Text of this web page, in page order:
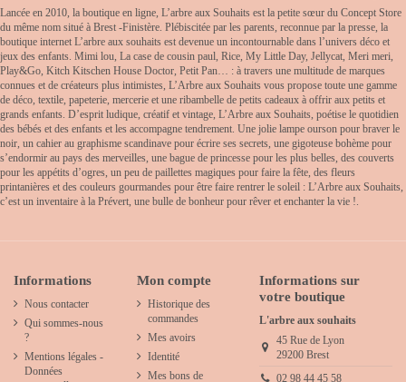
Lancée en 2010, la boutique en ligne, L’arbre aux Souhaits est la petite sœur du Concept Store
du même nom situé à Brest -Finistère. Plébiscitée par les parents, reconnue par la presse, la
boutique internet L’arbre aux souhaits est devenue un incontournable dans l’univers déco et
jeux des enfants. Mimi lou, La case de cousin paul, Rice, My Little Day, Jellycat, Meri meri,
Play&Go, Kitch Kitschen House Doctor, Petit Pan… : à travers une multitude de marques
connues et de créateurs plus intimistes, L’Arbre aux Souhaits vous propose toute une gamme
de déco, textile, papeterie, mercerie et une ribambelle de petits cadeaux à offrir aux petits et
grands enfants. D’esprit ludique, créatif et vintage, L’Arbre aux Souhaits, poétise le quotidien
des bébés et des enfants et les accompagne tendrement. Une jolie lampe ourson pour braver le
noir, un cahier au graphisme scandinave pour écrire ses secrets, une gigoteuse bohème pour
s’endormir au pays des merveilles, une bague de princesse pour les plus belles, des couverts
pour les appétits d’ogres, un peu de paillettes magiques pour faire la fête, des fleurs
printanières et des couleurs gourmandes pour être faire rentrer le soleil : L’Arbre aux Souhaits,
c’est un inventaire à la Prévert, une bulle de bonheur pour rêver et enchanter la vie !.
Informations
Nous contacter
Qui sommes-nous
?
Mentions légales -
Données
Mon compte
Historique des
commandes
Mes avoirs
Identité
Mes bons de
Informations sur
votre boutique
L'arbre aux souhaits
45 Rue de Lyon
29200 Brest
02 98 44 45 58